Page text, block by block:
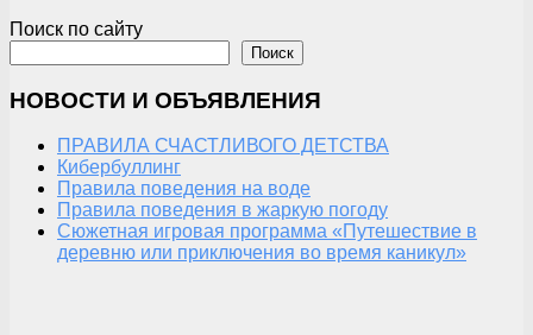
Поиск по сайту
Поиск
НОВОСТИ И ОБЪЯВЛЕНИЯ
ПРАВИЛА СЧАСТЛИВОГО ДЕТСТВА
Кибербуллинг
Правила поведения на воде
Правила поведения в жаркую погоду
Сюжетная игровая программа «Путешествие в
деревню или приключения во время каникул»